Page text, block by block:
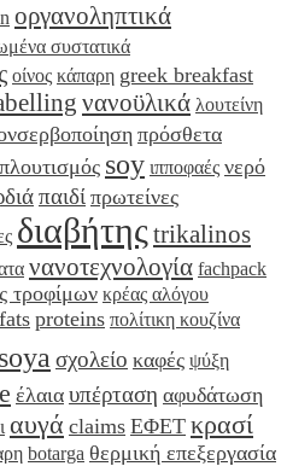
οργανοληπτικά
συστατικά
οίνος κάπαρη greek breakfast
νανοϋλικά λουτείνη
πρόσθετα
soy ιπποφαές νερό
παιδί πρωτείνες
διαβήτηςtrikalinos
νανοτεχνολογία fachpack
τροφίμων κρέας αλόγου
fats proteins πολίτικη κουζίνα
soyaσχολείο καφές ψύξη
έλαια υπέρταση αφυδάτωση
αυγά claims ΕΦΕΤ κρασί
botarga θερμική επεξεργασία